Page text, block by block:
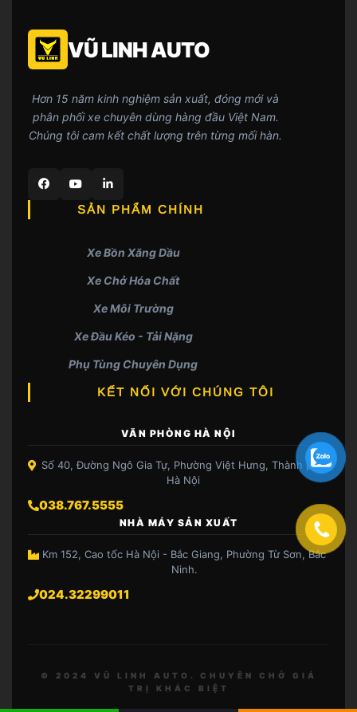
VŨ LINH AUTO
Hơn 15 năm kinh nghiệm sản xuất, đóng mới và
phân phối xe chuyên dùng hàng đầu Việt Nam.
Chúng tôi cam kết chất lượng trên từng mối hàn.
SẢN PHẨM CHÍNH
Xe Bồn Xăng Dầu
Xe Chở Hóa Chất
Xe Môi Trường
Xe Đầu Kéo - Tải Nặng
Phụ Tùng Chuyên Dụng
KẾT NỐI VỚI CHÚNG TÔI
VĂN PHÒNG HÀ NỘI
Số 40, Đường Ngô Gia Tự, Phường Việt Hưng, Thành phố
Hà Nội
038.767.5555
NHÀ MÁY SẢN XUẤT
Km 152, Cao tốc Hà Nội - Bắc Giang, Phường Từ Sơn, Bắc
Ninh.
024.32299011
© 2024 VŨ LINH AUTO. CHUYÊN CHỞ GIÁ
TRỊ KHÁC BIỆT